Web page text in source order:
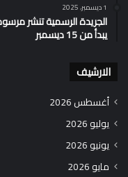
1 ديسمبر، 2025
الجريدة الرسمية تنشر
يبدأ من 15 ديسمبر
الارشيف
أغسطس 2026
يوليو 2026
يونيو 2026
مايو 2026